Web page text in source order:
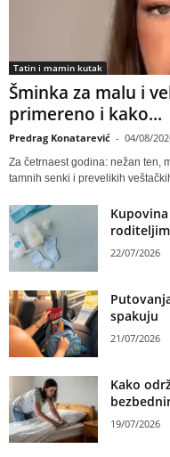
Tatin i mamin kutak
Šminka za malu i
primereno i kako...
Predrag Konatarević - 04/08/
Za četrnaest godina: nežan ten,
tamnih senki i prevelikih
22/07/2026
spakuju
21/07/2026
Kako
19/07/2026